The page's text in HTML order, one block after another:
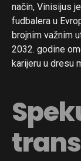
način, Vinisijus
fudbalera u
brojnim važnim
2032. godine
karijeru u dresu